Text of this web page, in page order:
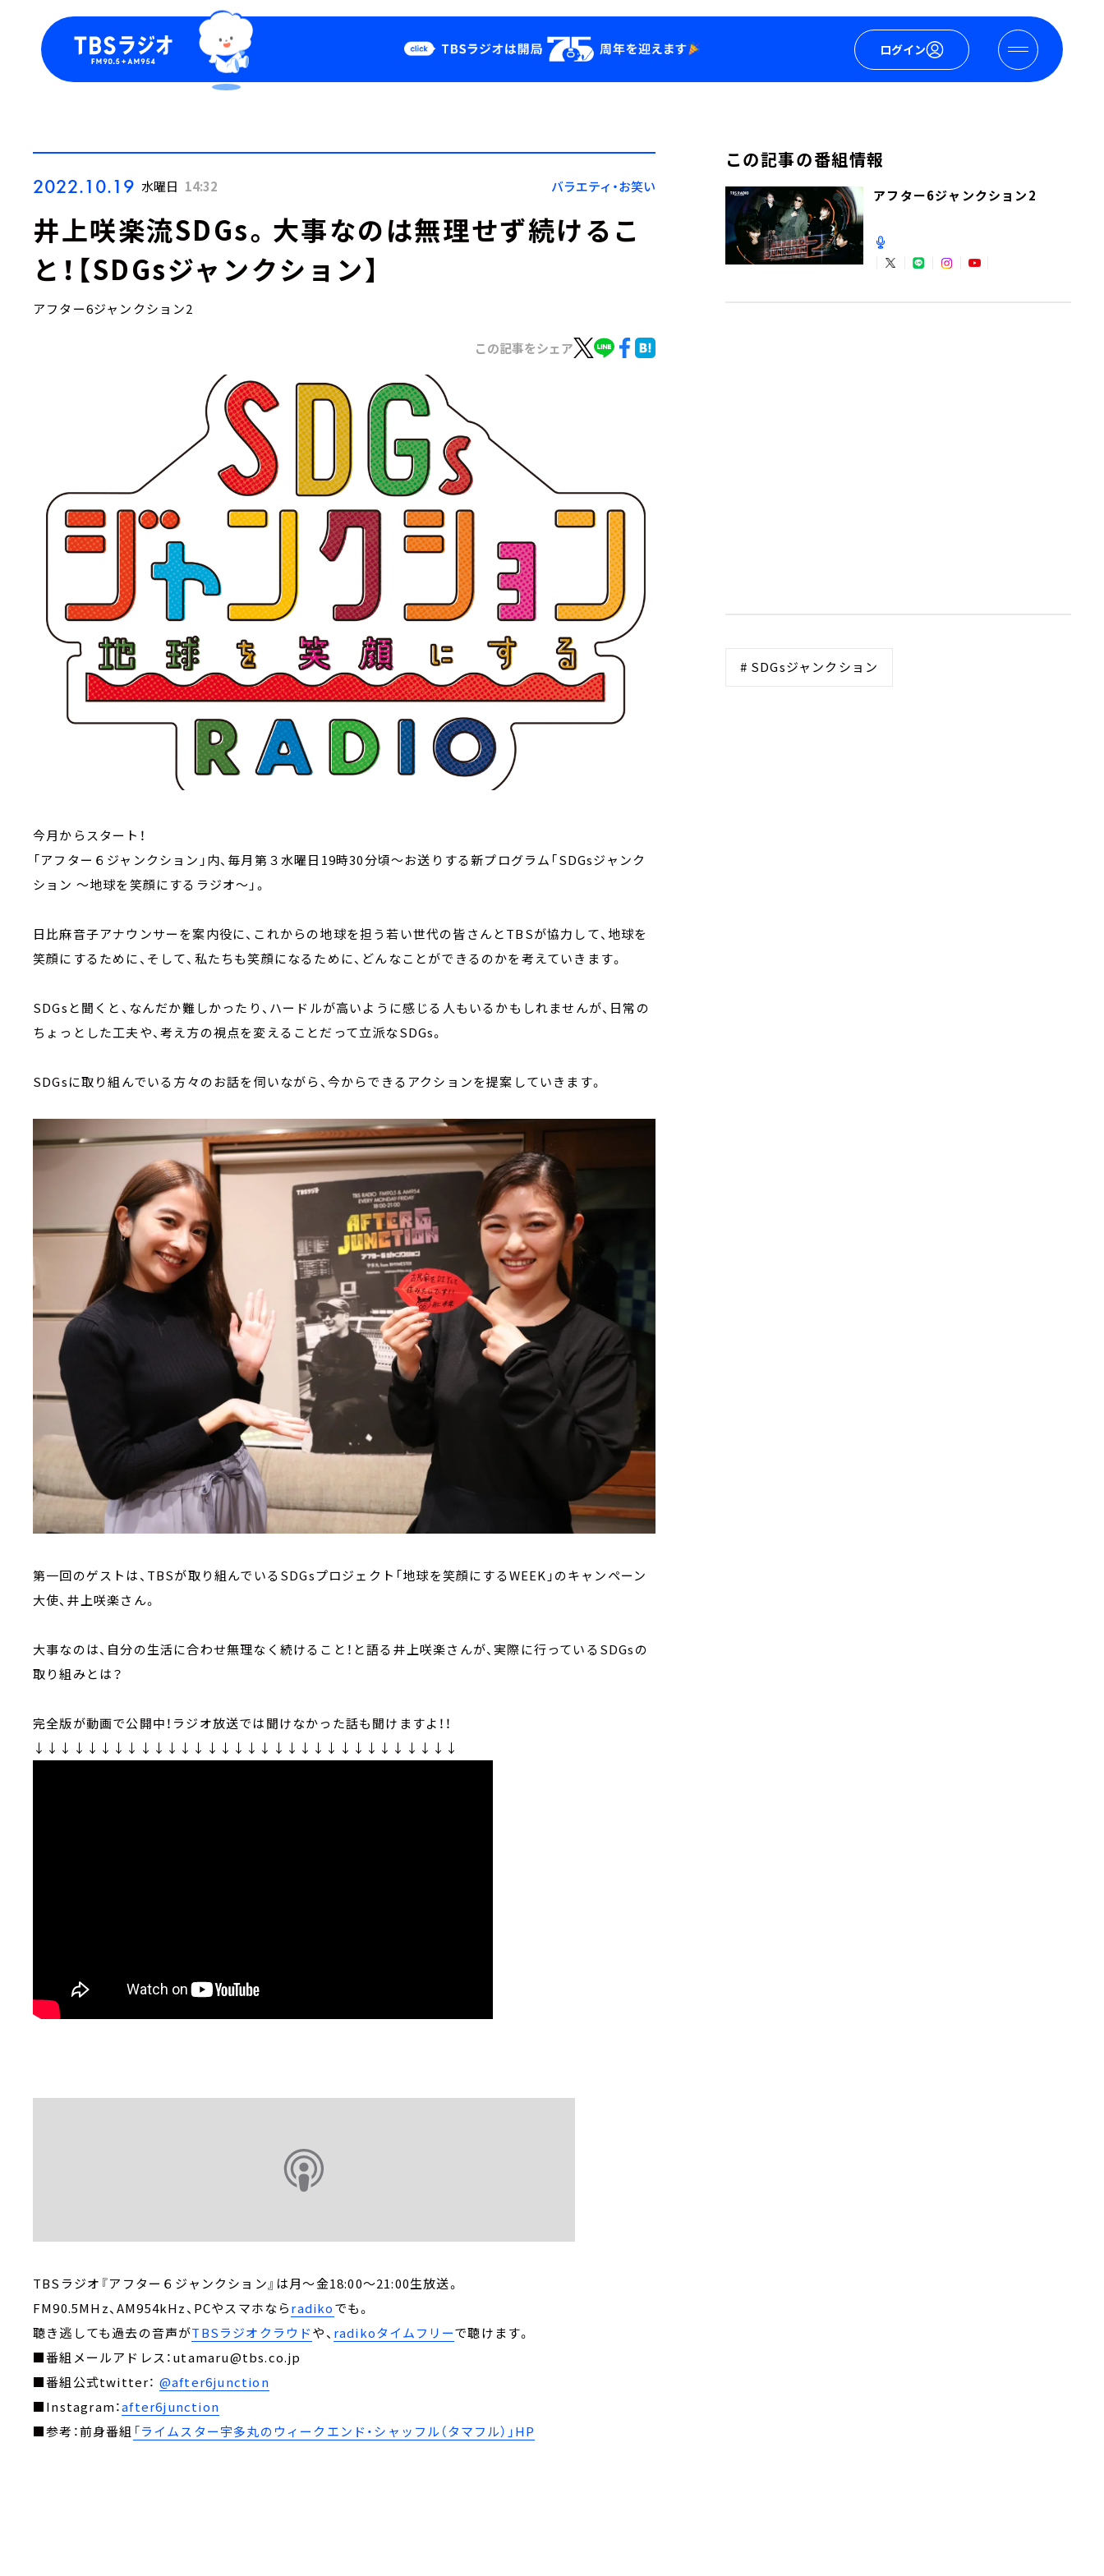
ログイン
Podcast
YouTube
会社情報
2022.10.19 水曜日 14:32 バラエティ・お笑い
井上咲楽流SDGs。大事なのは無理せず続けるこ
と！【SDGsジャンクション】
アフター6ジャンクション2
この記事をシェア
今月からスタート！
「アフター６ジャンクション」内、毎月第３水曜日19時30分頃～お送りする新プログラム「SDGsジャンク
ション ～地球を笑顔にするラジオ～」。
日比麻音子アナウンサーを案内役に、これからの地球を担う若い世代の皆さんとTBSが協力して、地球を
笑顔にするために、そして、私たちも笑顔になるために、どんなことができるのかを考えていきます。
SDGsと聞くと、なんだか難しかったり、ハードルが高いように感じる人もいるかもしれませんが、日常の
ちょっとした工夫や、考え方の視点を変えることだって立派なSDGs。
SDGsに取り組んでいる方々のお話を伺いながら、今からできるアクションを提案していきます。
第一回のゲストは、TBSが取り組んでいるSDGsプロジェクト「地球を笑顔にするWEEK」のキャンペーン
大使、井上咲楽さん。
大事なのは、自分の生活に合わせ無理なく続けること！と語る井上咲楽さんが、実際に行っているSDGsの
取り組みとは？
完全版が動画で公開中！ラジオ放送では聞けなかった話も聞けますよ！！
↓↓↓↓↓↓↓↓↓↓↓↓↓↓↓↓↓↓↓↓↓↓↓↓↓↓↓↓↓↓↓↓
TBSラジオ『アフター６ジャンクション』は月～金18:00～21:00生放送。
FM90.5MHz、AM954kHz、PCやスマホならradikoでも。
聴き逃しても過去の音声がTBSラジオクラウドや、 radikoタイムフリーで聴けます。
■番組メールアドレス：utamaru@tbs.co.jp
■番組公式twitter： @after6junction
■Instagram：after6junction
■参考：前身番組 「ライムスター宇多丸のウィークエンド・シャッフル（タマフル）」HP
この記事の番組情報
アフター6ジャンクション2
# SDGsジャンクション